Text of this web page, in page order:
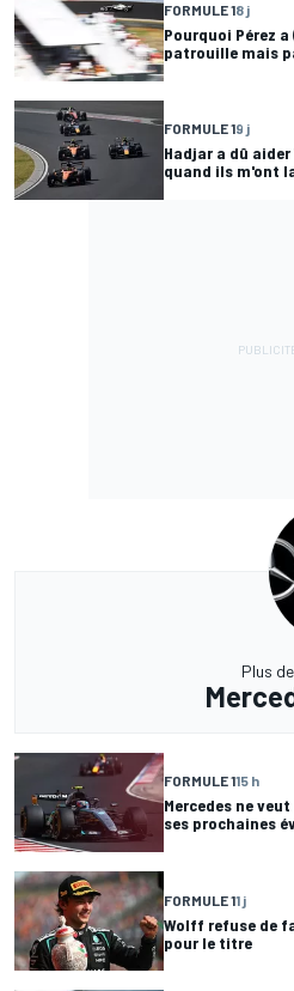
FORMULE 18 j
Pourquoi Pérez
patrouille mais
FORMULE 19 j
Hadjar a dû
quand ils m'ont
Plus de
FORMULE 115 h
Mercedes ne
ses prochaines
FORMULE 11 j
Wolff refuse de
pour le titre